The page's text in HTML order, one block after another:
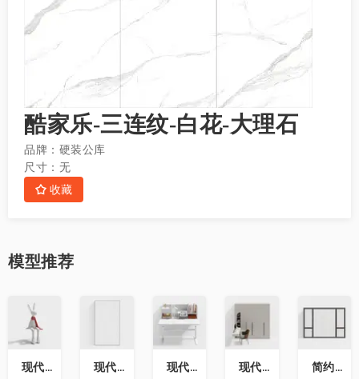
酷家乐-三连纹-白花-大理石
品牌： 硬装公库
尺寸： 无
收藏
模型推荐
藏
现代兔子艺术雕塑摆件 现代玻璃隔断
收
藏
现代书桌
收
藏
现代衣柜带转角书桌
收
藏
简约房屋推拉窗